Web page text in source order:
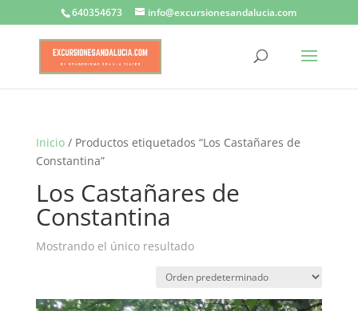
640354673 info@excursionesandalucia.com
Inicio/ Productos etiquetados “Los Castañares de
Constantina”
Los Castañares de
Constantina
Mostrando el único resultado